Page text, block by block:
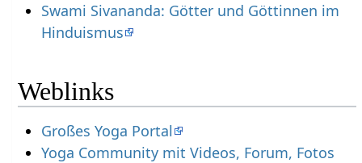
Swami Sivananda: Götter und Göttinnen im
Hinduismus
Weblinks
Großes Yoga Portal
Yoga Community mit Videos, Forum, Fotos